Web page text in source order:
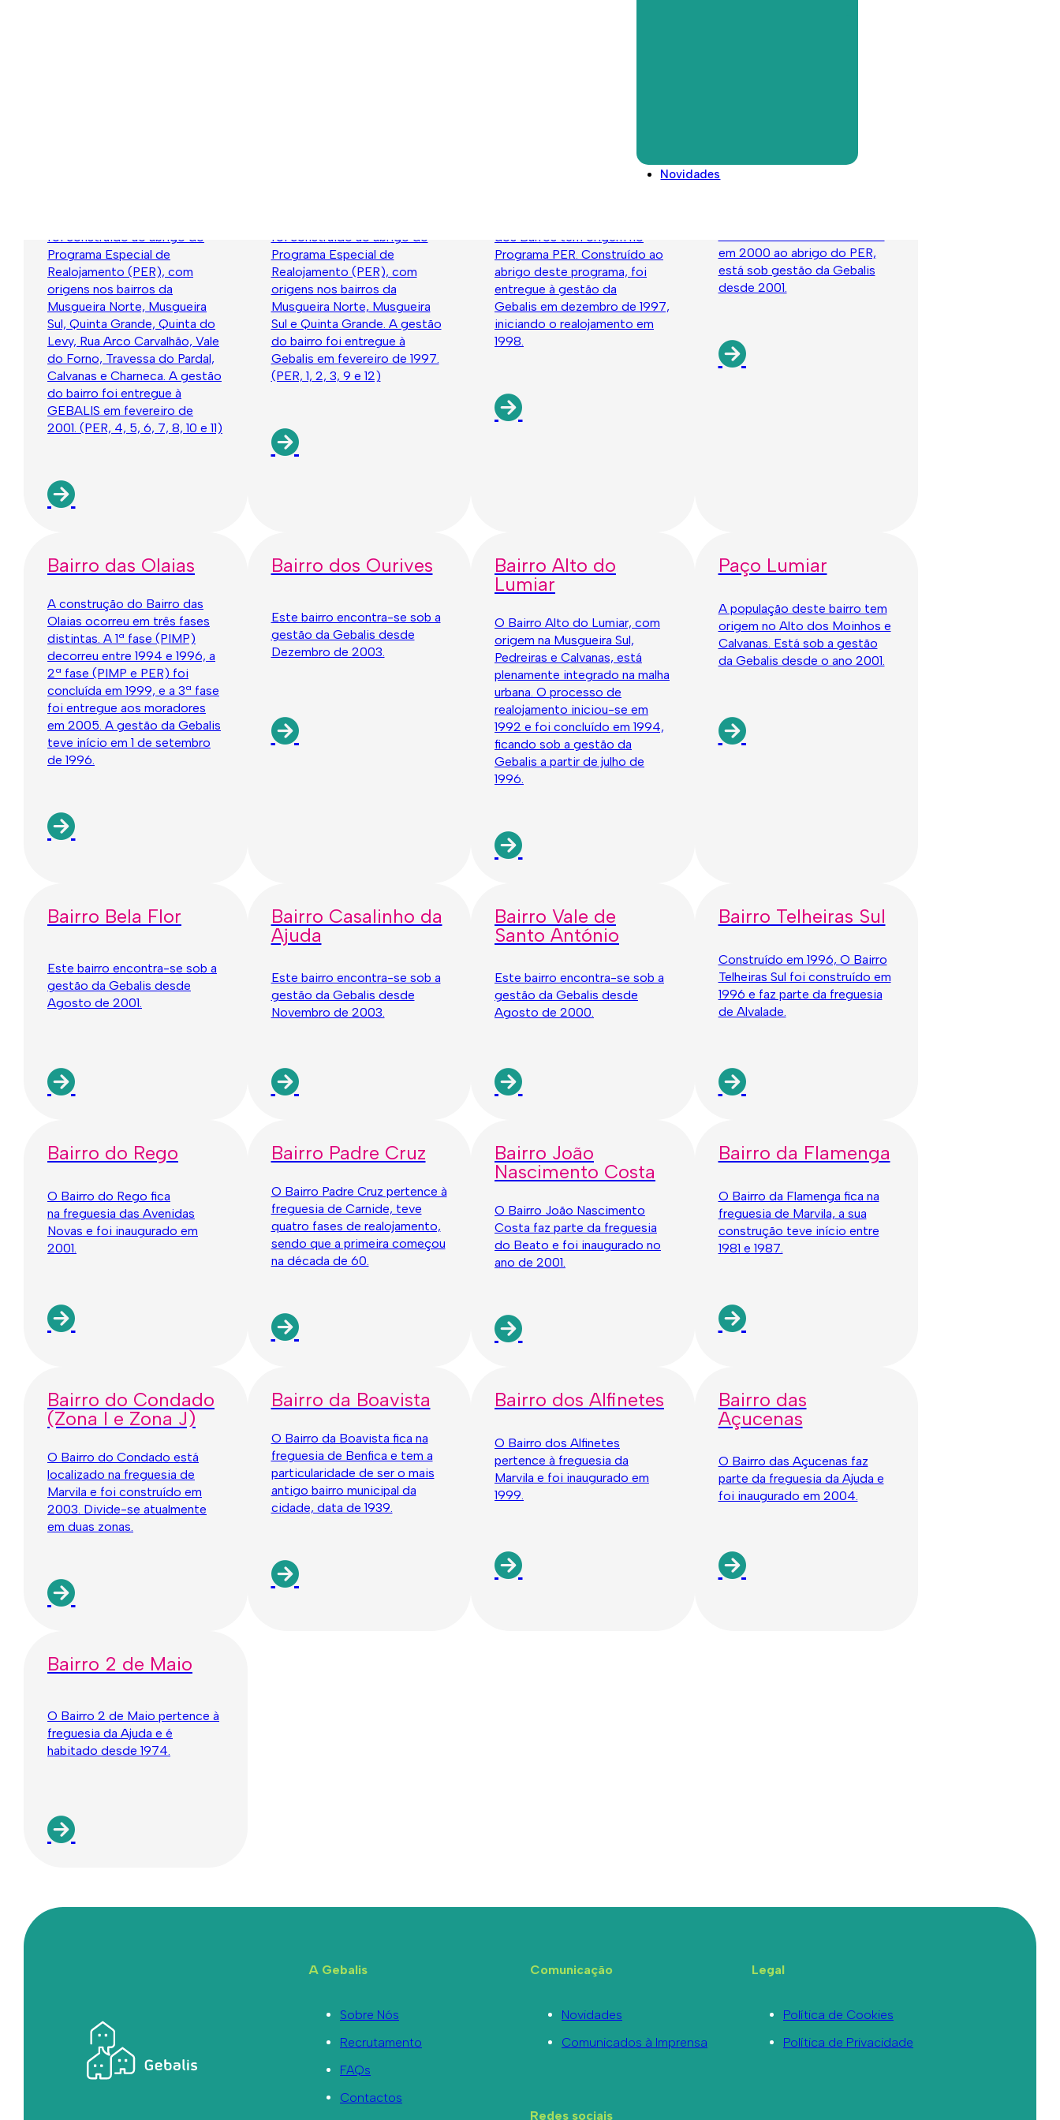
Novidades
foi construído ao abrigo do
Programa Especial de
Realojamento (PER), com
origens nos bairros da
Musgueira Norte, Musgueira
Sul, Quinta Grande, Quinta do
Levy, Rua Arco Carvalhão, Vale
do Forno, Travessa do Pardal,
Calvanas e Charneca. A gestão
do bairro foi entregue à
GEBALIS em fevereiro de
2001. (PER, 4, 5, 6, 7, 8, 10 e 11)
foi construído ao abrigo do
Programa Especial de
Realojamento (PER), com
origens nos bairros da
Musgueira Norte, Musgueira
Sul e Quinta Grande. A gestão
do bairro foi entregue à
Gebalis em fevereiro de 1997.
(PER, 1, 2, 3, 9 e 12)
Bairro Quinta dos
dos Barros tem origem no
Programa PER. Construído ao
abrigo deste programa, foi
entregue à gestão da
Gebalis em dezembro de 1997,
iniciando o realojamento em
1998.
Bairro Alto da Faia
em 2000 ao abrigo do PER,
está sob gestão da Gebalis
desde 2001.
Bairro das Olaias
A construção do Bairro das
Olaias ocorreu em três fases
distintas. A 1ª fase (PIMP)
decorreu entre 1994 e 1996, a
2ª fase (PIMP e PER) foi
concluída em 1999, e a 3ª fase
foi entregue aos moradores
em 2005. A gestão da Gebalis
teve início em 1 de setembro
de 1996.
Bairro dos Ourives
Este bairro encontra-se sob a
gestão da Gebalis desde
Dezembro de 2003.
Bairro Alto do
Lumiar
O Bairro Alto do Lumiar, com
origem na Musgueira Sul,
Pedreiras e Calvanas, está
plenamente integrado na malha
urbana. O processo de
realojamento iniciou-se em
1992 e foi concluído em 1994,
ficando sob a gestão da
Gebalis a partir de julho de
1996.
Paço Lumiar
A população deste bairro tem
origem no Alto dos Moinhos e
Calvanas. Está sob a gestão
da Gebalis desde o ano 2001.
Bairro Bela Flor
Este bairro encontra-se sob a
gestão da Gebalis desde
Agosto de 2001.
Bairro Casalinho da
Ajuda
Este bairro encontra-se sob a
gestão da Gebalis desde
Novembro de 2003.
Bairro Vale de
Santo António
Este bairro encontra-se sob a
gestão da Gebalis desde
Agosto de 2000.
Bairro Telheiras Sul
Construído em 1996, O Bairro
Telheiras Sul foi construído em
1996 e faz parte da freguesia
de Alvalade.
Bairro do Rego
O Bairro do Rego fica
na freguesia das Avenidas
Novas e foi inaugurado em
2001.
Bairro Padre Cruz
O Bairro Padre Cruz pertence à
freguesia de Carnide, teve
quatro fases de realojamento,
sendo que a primeira começou
na década de 60.
Bairro João
Nascimento Costa
O Bairro João Nascimento
Costa faz parte da freguesia
do Beato e foi inaugurado no
ano de 2001.
Bairro da Flamenga
O Bairro da Flamenga fica na
freguesia de Marvila, a sua
construção teve início entre
1981 e 1987.
Bairro do Condado
(Zona I e Zona J)
O Bairro do Condado está
localizado na freguesia de
Marvila e foi construído em
2003. Divide-se atualmente
em duas zonas.
Bairro da Boavista
O Bairro da Boavista fica na
freguesia de Benfica e tem a
particularidade de ser o mais
antigo bairro municipal da
cidade, data de 1939.
Bairro dos Alfinetes
O Bairro dos Alfinetes
pertence à freguesia da
Marvila e foi inaugurado em
1999.
Bairro das
Açucenas
O Bairro das Açucenas faz
parte da freguesia da Ajuda e
foi inaugurado em 2004.
Bairro 2 de Maio
O Bairro 2 de Maio pertence à
freguesia da Ajuda e é
habitado desde 1974.
A Gebalis
Sobre Nós
Recrutamento
FAQs
Contactos
Comunicação
Novidades
Comunicados à Imprensa
Redes sociais
Legal
Política de Cookies
Política de Privacidade